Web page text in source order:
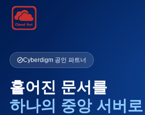
Cyberdigm 공인 파트너
흩어진 문서를
하나의 중앙 서버로